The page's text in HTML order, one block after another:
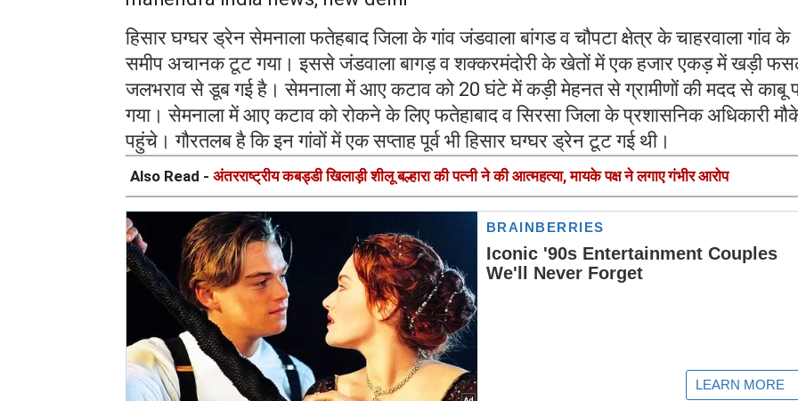
हिसार घग्घर ड्रेन सेमनाला फतेहबाद जिला के गांव जंडवाला बांगड व चौपटा क्षेत्र के चाहरवाला गांव के
समीप अचानक टूट गया। इससे जंडवाला बागड़ व शक्करमंदोरी के खेतों में एक हजार एकड़ में खड़ी
जलभराव से डूब गई है। सेमनाला में आए कटाव को 20 घंटे में कड़ी मेहनत से ग्रामीणों की मदद से काबू
गया। सेमनाला में आए कटाव को रोकने के लिए फतेहाबाद व सिरसा जिला के प्रशासनिक अधिकारी
पहुंचे। गौरतलब है कि इन गांवों में एक सप्ताह पूर्व भी हिसार घग्घर ड्रेन टूट गई थी।
Also Read - अंतरराष्ट्रीय कबड्डी खिलाड़ी शीलू बल्हारा की पत्नी ने की आत्महत्या, मायके पक्ष ने लगाए गंभीर आरोप